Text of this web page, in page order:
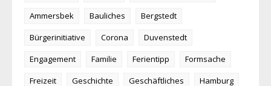
Ammersbek
Bauliches
Bergstedt
Bürgerinitiative
Corona
Duvenstedt
Engagement
Familie Ferientipp
Formsache
Freizeit
Geschichte Geschäftliches
Hamburg